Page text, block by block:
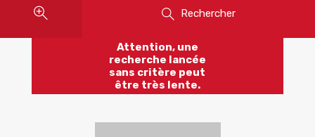
Rechercher
Attention, une
recherche lancée
sans critère peut
être très lente.